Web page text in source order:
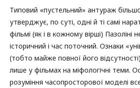
Типовий «пустельний» антураж
утверджує, по суті, одні й ті самі
фільмі (як і в кожному вірші) Пазоліні
історичний і час поточний. Ознаки
(тобто майже повної його
лише у фільмах на міфологічні теми.
розуміння часопросторової моделі